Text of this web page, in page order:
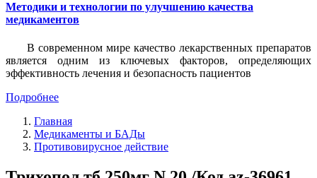
Методики и технологии по улучшению качества
медикаментов
В современном мире качество лекарственных препаратов
является одним из ключевых факторов, определяющих
эффективность лечения и безопасность пациентов
Подробнее
Главная
Медикаменты и БАДы
Противовирусное действие